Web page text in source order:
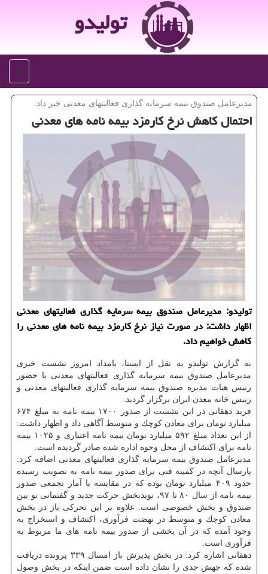
تولیدو
منو
مدیرعامل صندوق بیمه سرمایه گذاری فعالیتهای معدنی خبر داد:
احتمال كاهش نرخ كارمزد بیمه نامه های معدنی
تولیدو: مدیرعامل صندوق بیمه سرمایه گذاری فعالیتهای معدنی
اظهار داشت: در صورت نیاز نرخ كارمزد بیمه نامه های معدنی را
كاهش خواهیم داد.
به گزارش تولیدو به نقل از ایسنا، بامداد امروز نشست خبری
مدیرعامل صندوق بیمه سرمایه گذاری فعالیتهای معدنی با حضور
رییس هیات مدیره صندوق بیمه سرمایه گذاری فعالیتهای معدنی و
رییس خانه معدن ایران برگزار گردید.
فرید دهقانی در این نشست از صدور ۱۷۰۰ بیمه نامه به مبلغ ۶۷۴
میلیارد تومان برای معادن كوچك و متوسط آگاهی داد و اظهار داشت:
از این تعداد مبلغ ۵۹۲ میلیارد تومان بیمه نامه اعتباری و ۱۰۲۵ بیمه
نامه برای اكتشاف از محل وجوه اداره شده صادر گردیده است.
مدیرعامل صندوق بیمه سرمایه گذاری فعالیتهای معدنی اضافه كرد:
پارسال آنچه در كمیته فنی برای صدور بیمه نامه به تصویب رسیده
حدود ۴۰۹ میلیارد تومان بوده كه در مقایسه با آمار تجمعی صدور
بیمه نامه از سال ۸۰ تا ۹۷، نویدبخش حركت جدید و گفتمانی نو بین
صندوق و بخش خصوصی است. علاوه بر این تحركی باز در بخش
معادن كوچك و متوسط در نهضت فرآوری، اكتشاف و استخراج به
وجود آمده كه در آن بخشی از صدور بیمه نامه های ما مربوط به
فرآوری است.
دهقانی اشاره كرد: در بخش پذیرش باز امسال ۳۳۹ پرونده دریافت
شده كه جهش جدی را نشان داده است ضمن اینكه در بخش وصول